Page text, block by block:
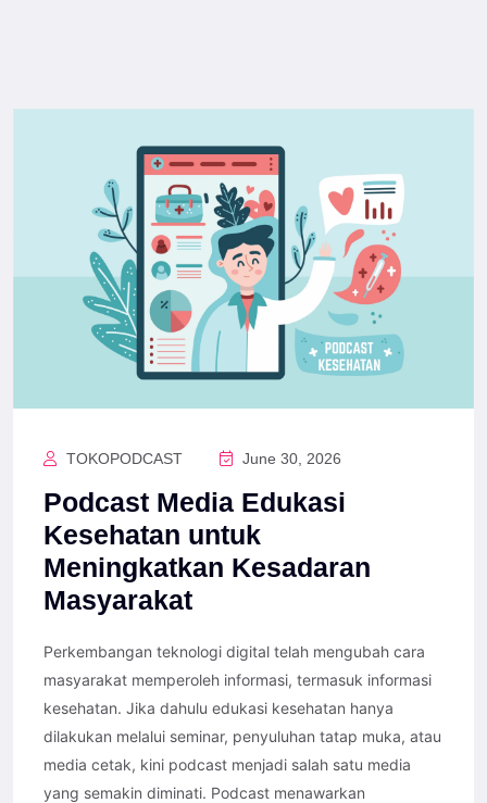
TOKOPODCAST June 30, 2026
Podcast Media Edukasi
Kesehatan untuk
Meningkatkan Kesadaran
Masyarakat
Perkembangan teknologi digital telah mengubah cara
masyarakat memperoleh informasi, termasuk informasi
kesehatan. Jika dahulu edukasi kesehatan hanya
dilakukan melalui seminar, penyuluhan tatap muka, atau
media cetak, kini podcast menjadi salah satu media
yang semakin diminati. Podcast menawarkan